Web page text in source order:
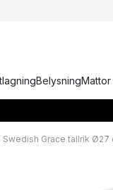
BelysningMattor
Swedish Grace tallrik Ø27